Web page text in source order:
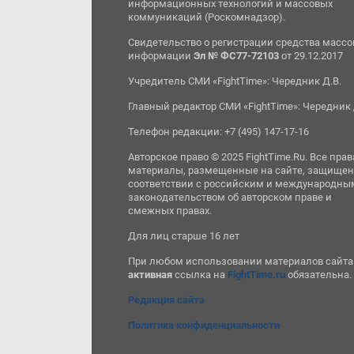
информационных технологий и массовых
коммуникаций (Роскомнадзор).
Свидетельство о регистрации средства
информацииЭл № ФС77-72103 от 29.12.2017
Учредитель СМИ «FightTime»: Чередник Д.В.
Главный редактор СМИ «FightTime»: Чередник
Телефон редакции: +7 (495) 147-17-16
Авторское право © 2025 FightTime.Ru. Все
материалы, размещенные на сайте,
соответствии с российским и
законодательством об авторском праве и
смежных правах.
Для лиц старше 16 лет
При любом использовании материалов сайта
активная ссылка на FightTime.ru обязательна.
Редакция сайта
Политика конфиденциальности